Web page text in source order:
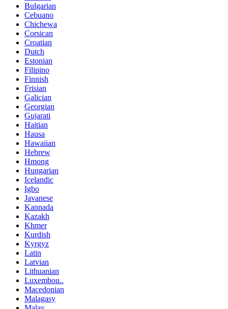
Bulgarian
Cebuano
Chichewa
Corsican
Croatian
Dutch
Estonian
Filipino
Finnish
Frisian
Galician
Georgian
Gujarati
Haitian
Hausa
Hawaiian
Hebrew
Hmong
Hungarian
Icelandic
Igbo
Javanese
Kannada
Kazakh
Khmer
Kurdish
Kyrgyz
Latin
Latvian
Lithuanian
Luxembou..
Macedonian
Malagasy